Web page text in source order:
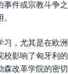
事件或宗教斗争之
习，尤其是在欧洲
校影响了匈牙利的
森改革学院的密切